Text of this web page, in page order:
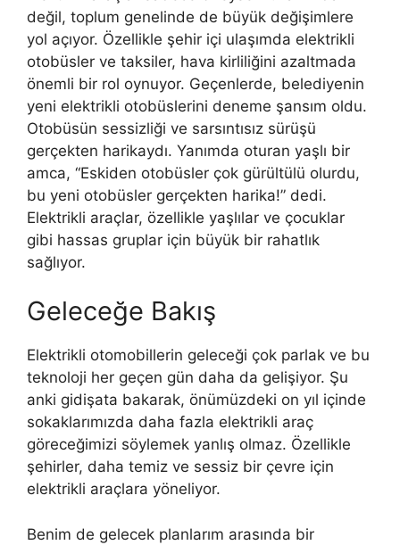
değil, toplum genelinde de büyük değişimlere
yol açıyor. Özellikle şehir içi ulaşımda elektrikli
otobüsler ve taksiler, hava kirliliğini azaltmada
önemli bir rol oynuyor. Geçenlerde, belediyenin
yeni elektrikli otobüslerini deneme şansım oldu.
Otobüsün sessizliği ve sarsıntısız sürüşü
gerçekten harikaydı. Yanımda oturan yaşlı bir
amca, “Eskiden otobüsler çok gürültülü olurdu,
bu yeni otobüsler gerçekten harika!” dedi.
Elektrikli araçlar, özellikle yaşlılar ve çocuklar
gibi hassas gruplar için büyük bir rahatlık
sağlıyor.
Geleceğe Bakış
Elektrikli otomobillerin geleceği çok parlak ve bu
teknoloji her geçen gün daha da gelişiyor. Şu
anki gidişata bakarak, önümüzdeki on yıl içinde
sokaklarımızda daha fazla elektrikli araç
göreceğimizi söylemek yanlış olmaz. Özellikle
şehirler, daha temiz ve sessiz bir çevre için
elektrikli araçlara yöneliyor.
Benim de gelecek planlarım arasında bir